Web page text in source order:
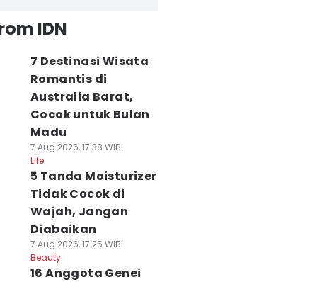
IDN
7 Destinasi Wisata
Romantis di
Australia Barat,
Cocok untuk Bulan
Madu
7 Aug 2026, 17:38 WIB
Life
5 Tanda Moisturizer
Tidak Cocok di
Wajah, Jangan
Diabaikan
7 Aug 2026, 17:25 WIB
Beauty
16 Anggota Genei